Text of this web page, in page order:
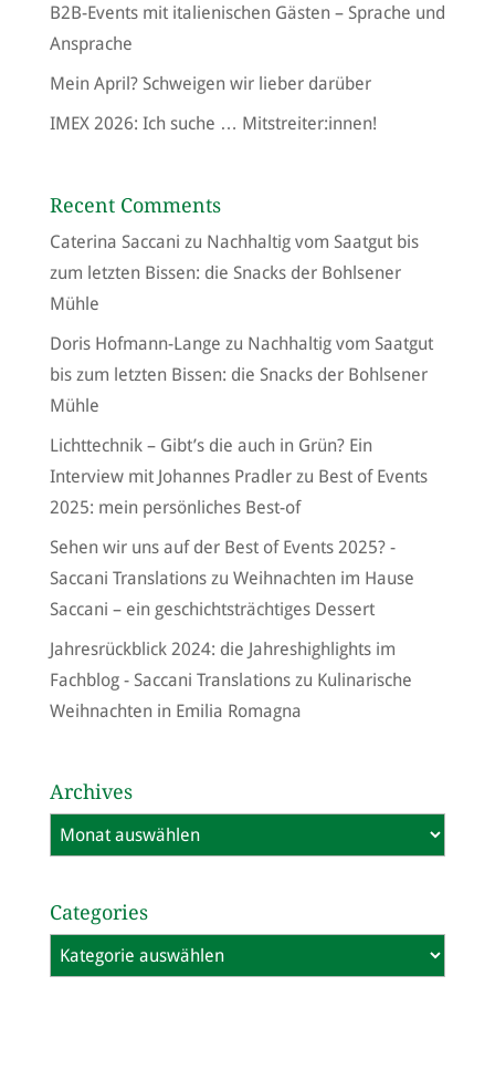
B2B-Events mit italienischen Gästen – Sprache und
Ansprache
Mein April? Schweigen wir lieber darüber
IMEX 2026: Ich suche … Mitstreiter:innen!
Recent Comments
Caterina Saccani zu Nachhaltig vom Saatgut bis
zum letzten Bissen: die Snacks der Bohlsener
Mühle
Doris Hofmann-Lange zu Nachhaltig vom Saatgut
bis zum letzten Bissen: die Snacks der Bohlsener
Mühle
Lichttechnik – Gibt’s die auch in Grün? Ein
Interview mit Johannes Pradlerzu Best of Events
2025: mein persönliches Best-of
Sehen wir uns auf der Best of Events 2025? -
Saccani Translationszu Weihnachten im Hause
Saccani – ein geschichtsträchtiges Dessert
Jahresrückblick 2024: die Jahreshighlights im
Fachblog - Saccani Translationszu Kulinarische
Weihnachten in Emilia Romagna
Archives
Archives
Categories
Categories